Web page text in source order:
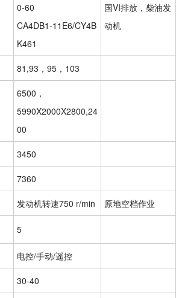
0-60
CA4DB1-11E6/CY4B
K461
国VI排放，柴油发
动机
81,93，95，103
6500，
5990X2000X2800,24
00
3450
7360
发动机转速750 r/min 原地空档作业
5
电控/手动/遥控
30-40